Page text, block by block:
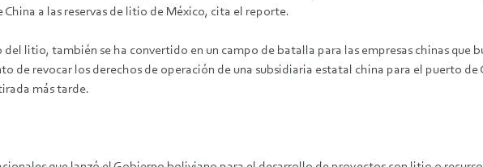
a las reservas de litio de México, cita el reporte.
litio, también se ha convertido en un campo de batalla para las empresas chinas que
de revocar los derechos de operación de una subsidiaria estatal china para el puerto de
más tarde.